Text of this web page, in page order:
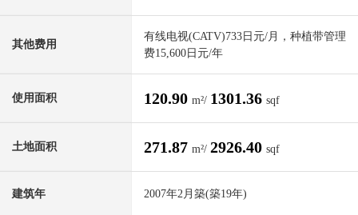
其他费用
有线电视(CATV)733日元/月，种植带管理
费15,600日元/年
使用面积 120.90 m²/ 1301.36 sqf
土地面积 271.87 m²/ 2926.40 sqf
建筑年 2007年2月築(築19年)